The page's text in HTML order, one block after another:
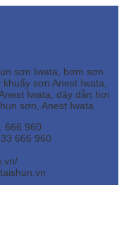
sơn Iwata, bơm sơn
sơn Anest Iwata,
Iwata, dây dẫn hơi
sơn, Anest Iwata
666 960
666 960